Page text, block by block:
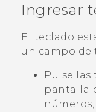
AYUDA
HTC Devices &
Video Tutorials
Ingresar
El teclado
un campo de
Pulse las
pantalla